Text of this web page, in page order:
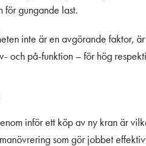
för gungande last.
inte är en avgörande faktor,
och på-funktion – för hög
inför ett köp av ny kran är
som gör jobbet